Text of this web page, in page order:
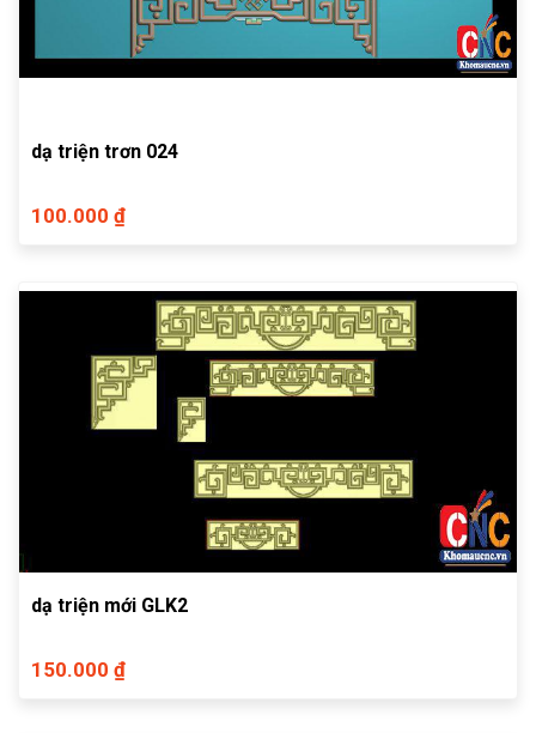
dạ triện trơn 024
100.000 ₫
dạ triện mới GLK2
150.000 ₫